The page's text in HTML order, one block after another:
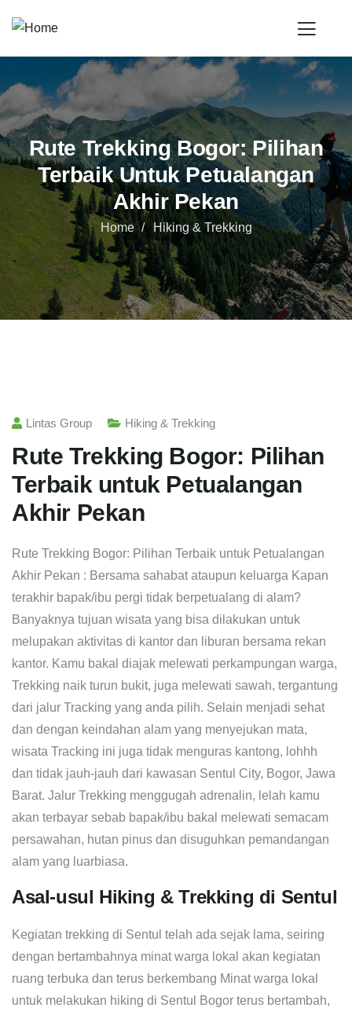
Rute Trekking Bogor: Pilihan
Terbaik Untuk Petualangan
Akhir Pekan
Home Hiking & Trekking
Lintas Group Hiking & Trekking
Rute Trekking Bogor: Pilihan
Terbaik untuk Petualangan
Akhir Pekan
Rute Trekking Bogor: Pilihan Terbaik untuk Petualangan
Akhir Pekan : Bersama sahabat ataupun keluarga Kapan
terakhir bapak/ibu pergi tidak berpetualang di alam?
Banyaknya tujuan wisata yang bisa dilakukan untuk
melupakan aktivitas di kantor dan liburan bersama rekan
kantor. Kamu bakal diajak melewati perkampungan warga,
Trekking naik turun bukit, juga melewati sawah, tergantung
dari jalur Tracking yang anda pilih. Selain menjadi sehat
dan dengan keindahan alam yang menyejukan mata,
wisata Tracking ini juga tidak menguras kantong, lohhh
dan tidak jauh-jauh dari kawasan Sentul City, Bogor, Jawa
Barat. Jalur Trekking menggugah adrenalin, lelah kamu
akan terbayar sebab bapak/ibu bakal melewati semacam
persawahan, hutan pinus dan disuguhkan pemandangan
alam yang luarbiasa.
Asal-usul Hiking & Trekking di Sentul
Kegiatan trekking di Sentul telah ada sejak lama, seiring
dengan bertambahnya minat warga lokal akan kegiatan
ruang terbuka dan terus berkembang Minat warga lokal
untuk melakukan hiking di Sentul Bogor terus bertambah,